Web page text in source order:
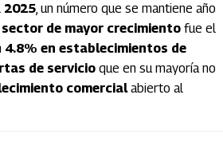
2025, un número que se mantiene año
sector de mayor crecimiento fue el
4.8% en establecimientos de
de servicio que en su mayoría no
comercialabierto al